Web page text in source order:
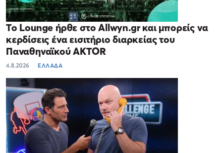
Το Lounge ήρθε στο Allwyn.gr και μπορείς να
κερδίσεις ένα εισιτήριο διαρκείας του
Παναθηναϊκού AKTOR
4.8.2026 ΕΛΛΑΔΑ